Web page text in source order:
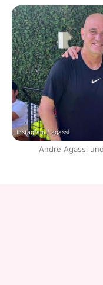
Instagram / agassi
Andre Agassi